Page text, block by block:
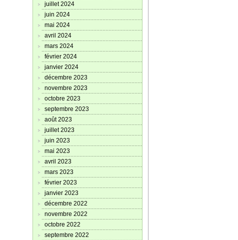
juillet 2024
juin 2024
mai 2024
avril 2024
mars 2024
février 2024
janvier 2024
décembre 2023
novembre 2023
octobre 2023
septembre 2023
août 2023
juillet 2023
juin 2023
mai 2023
avril 2023
mars 2023
février 2023
janvier 2023
décembre 2022
novembre 2022
octobre 2022
septembre 2022